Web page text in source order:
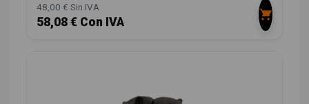
48,00 € Sin IVA
58,08 € Con IVA